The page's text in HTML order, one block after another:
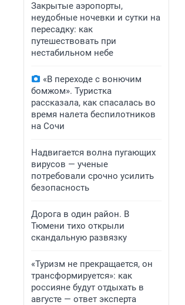
Закрытые аэропорты,
неудобные ночевки и сутки на
пересадку: как
путешествовать при
нестабильном небе
«В переходе с вонючим
бомжом». Туристка
рассказала, как спасалась во
время налета беспилотников
на Сочи
Надвигается волна пугающих
вирусов — ученые
потребовали срочно усилить
безопасность
Дорога в один район. В
Тюмени тихо открыли
скандальную развязку
«Туризм не прекращается, он
трансформируется»: как
россияне будут отдыхать в
августе — ответ эксперта